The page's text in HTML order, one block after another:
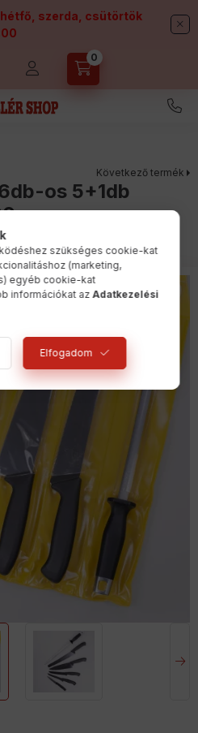
szerda, csütörtök
Kosárban lévő
0
Következő termék
os 5+1db
szükséges cookie-kat
(marketing,
egyéb cookie-kat
információkat azAdatkezelési
Elfogadom